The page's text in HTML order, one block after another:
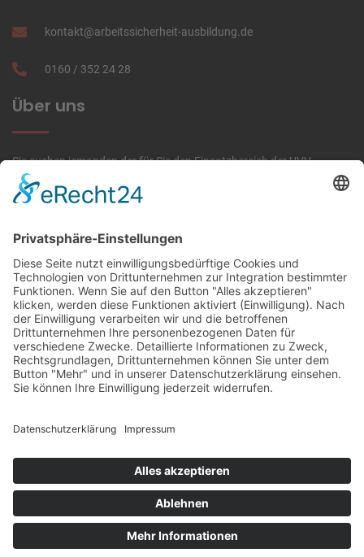
kontakt@arbeitssicherheit-ausbildung .de
0160 / 352 24 28
Über uns
Sie suchen jemanden der für Sie den Einsatzbereich der UVV-
Prüfungen übernimmt oder jemanden der Ihre Mitarbeiter ausbildet
damit diese Baumaschinen bedienen dürfen bzw. der für Sie die
und Ausbildungszentrum Magdeburg richtig.